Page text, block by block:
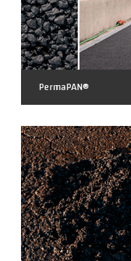
PermaPAN®
FÅ ET